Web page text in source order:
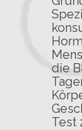
die
Test